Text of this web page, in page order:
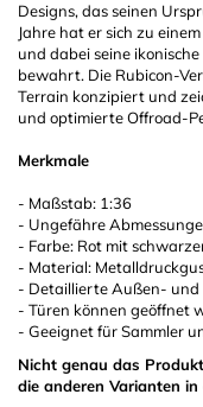
Designs, das seinen
Jahre hat er sich zu
und dabei seine
bewahrt. Die Rubicon-
Terrain konzipiert und
und optimierte Offroad-
Merkmale
- Maßstab: 1:36
- Ungefähre
- Farbe: Rot mit
- Material:
- Detaillierte Außen-
- Türen können geöffnet
- Geeignet für Sammler
Nicht genau das
die anderen Varianten